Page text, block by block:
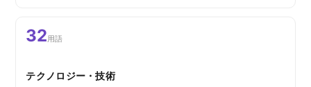
32用語
テクノロジー・技術